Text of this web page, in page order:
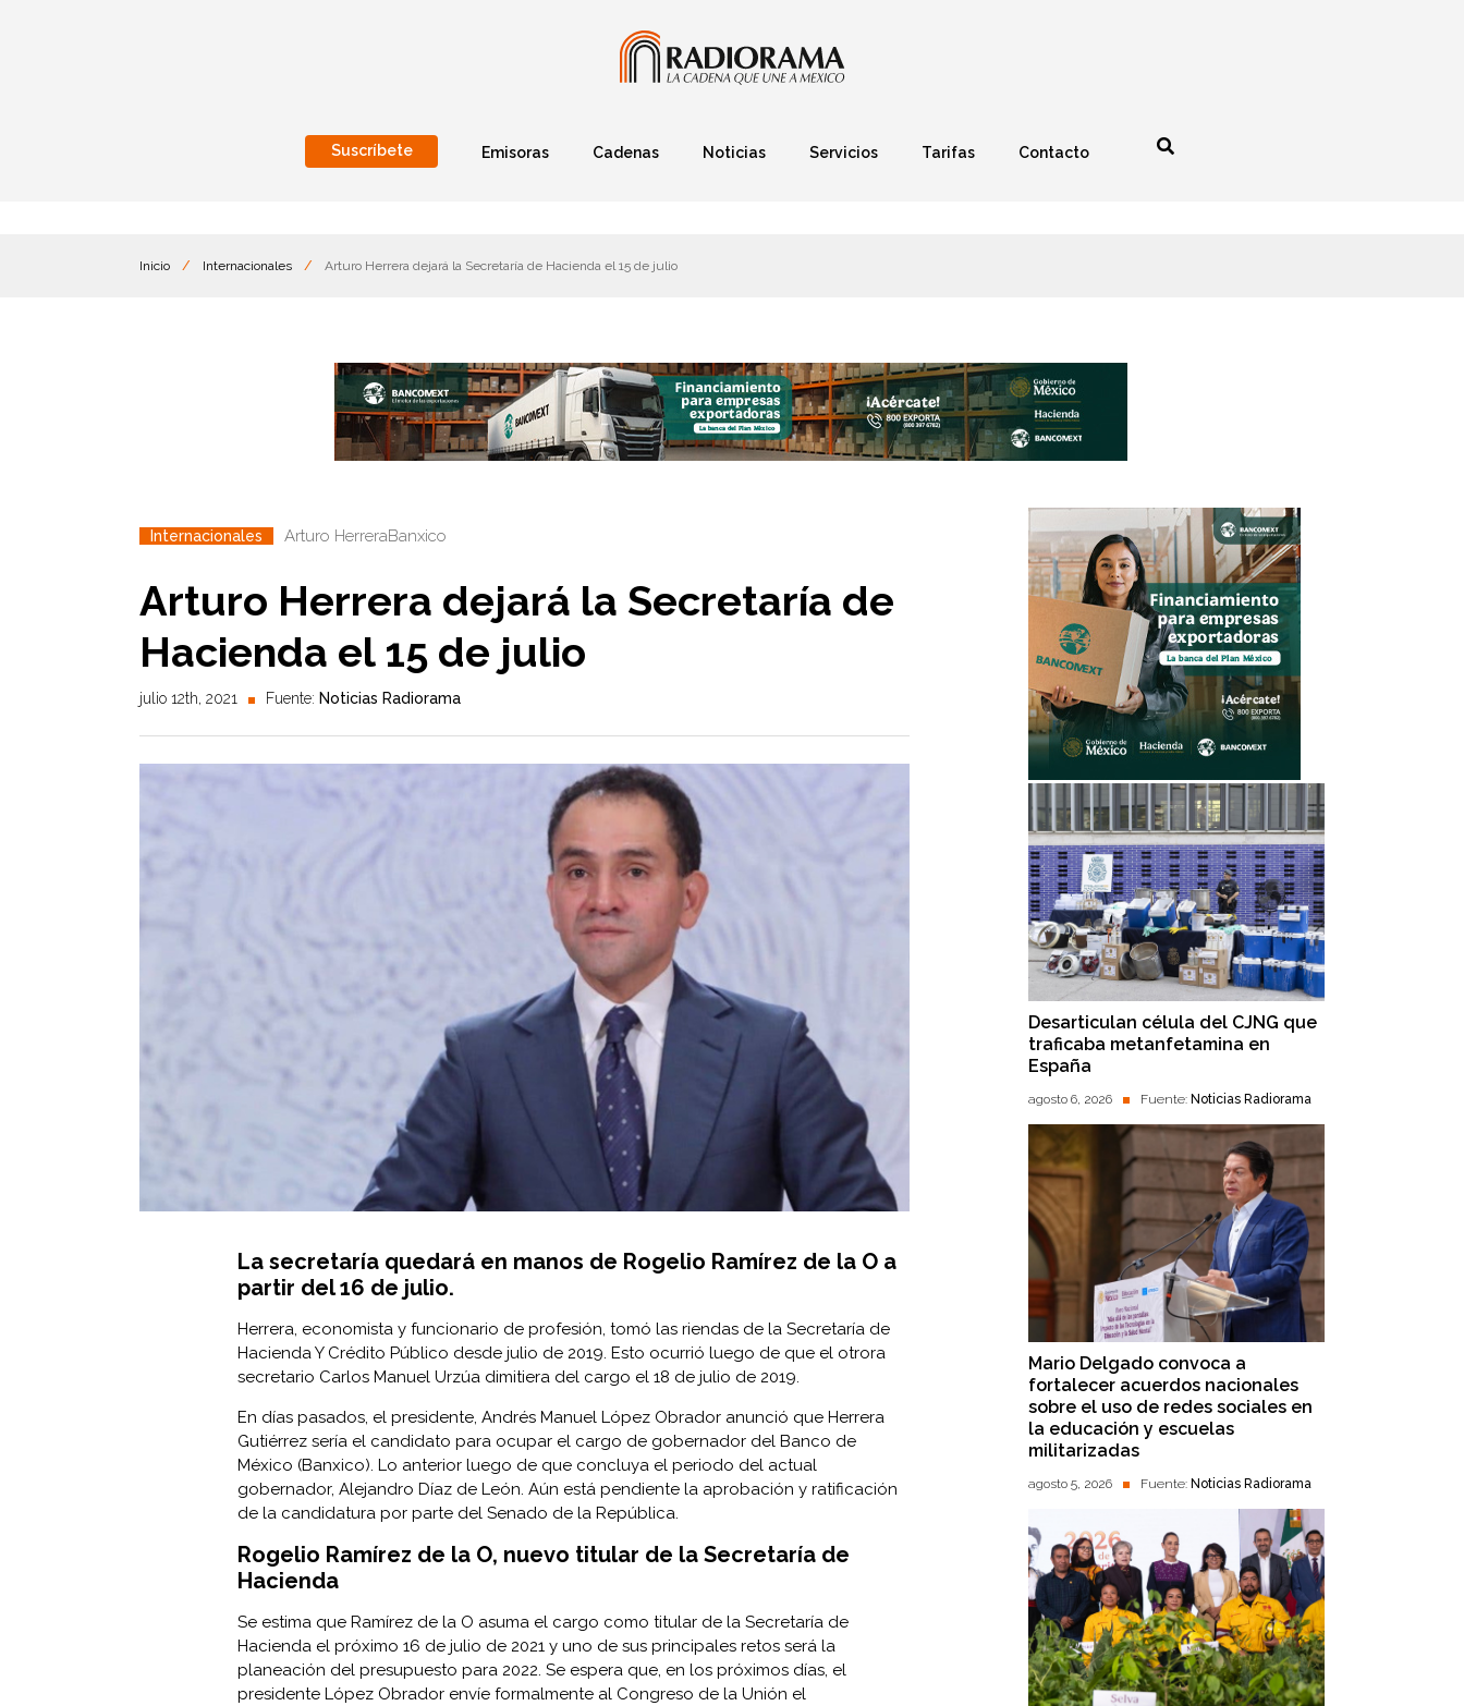
Suscríbete Emisoras Cadenas Noticias Servicios Tarifas Contacto
Inicio / Internacionales / Arturo Herrera dejará la Secretaría de Hacienda el 15 de julio
Internacionales Arturo HerreraBanxico
Arturo Herrera dejará la Secretaría de
Hacienda el 15 de julio
julio 12th, 2021 Fuente: Noticias Radiorama
La secretaría quedará en manos de Rogelio Ramírez de la O a
partir del 16 de julio.
Herrera, economista y funcionario de profesión, tomó las riendas de la Secretaría de
Hacienda Y Crédito Público desde julio de 2019. Esto ocurrió luego de que el otrora
secretario Carlos Manuel Urzúa dimitiera del cargo el 18 de julio de 2019.
En días pasados, el presidente, Andrés Manuel López Obrador anunció que Herrera
Gutiérrez sería el candidato para ocupar el cargo de gobernador del Banco de
México (Banxico). Lo anterior luego de que concluya el periodo del actual
gobernador, Alejandro Díaz de León. Aún está pendiente la aprobación y ratificación
de la candidatura por parte del Senado de la República.
Rogelio Ramírez de la O, nuevo titular de la Secretaría de
Hacienda
Se estima que Ramírez de la O asuma el cargo como titular de la Secretaría de
Hacienda el próximo 16 de julio de 2021 y uno de sus principales retos será la
planeación del presupuesto para 2022. Se espera que, en los próximos días, el
presidente López Obrador envíe formalmente al Congreso de la Unión el
Desarticulan célula del CJNG que
traficaba metanfetamina en
España
agosto 6, 2026 Fuente: Noticias Radiorama
Mario Delgado convoca a
fortalecer acuerdos nacionales
sobre el uso de redes sociales en
la educación y escuelas
militarizadas
agosto 5, 2026 Fuente: Noticias Radiorama